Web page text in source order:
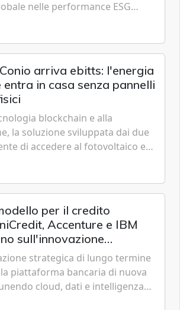
nelle performance ESG
accessibilità e governance
arriva ebitts: l'energia
in casa senza pannelli
blockchain e alla
la soluzione sviluppata dai due
di accedere al fotovoltaico e
risparmi diretti in bolletta,
per il credito
Accenture e IBM
sull'innovazione
strategica di lungo termine
piattaforma bancaria di nuova
cloud, dati e intelligenza